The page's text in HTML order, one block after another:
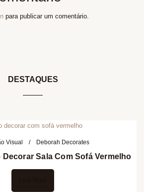
para publicar um comentário.
DESTAQUES
Visual Deborah Decorates
Decorar Sala Com Sofá Vermelho